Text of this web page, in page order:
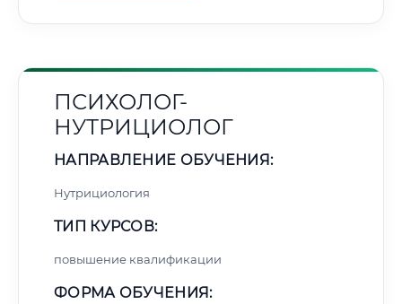
ПСИХОЛОГ-
НУТРИЦИОЛОГ
НАПРАВЛЕНИЕ ОБУЧЕНИЯ:
Нутрициология
ТИП КУРСОВ:
повышение квалификации
ФОРМА ОБУЧЕНИЯ: